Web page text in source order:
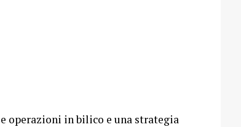
operazioni in bilico e una strategia